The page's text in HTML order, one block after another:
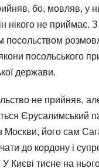
бо, мовляв, у
нікого не приймає. З
посольством
посольського
держави.
не прийняв,
Єрусалимський
Москви, його сам
до кордону і
У Києві тисне на